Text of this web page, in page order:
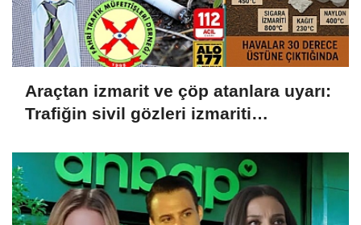
Araçtan izmarit ve çöp atanlara uyarı:
Trafiğin sivil gözleri izmariti